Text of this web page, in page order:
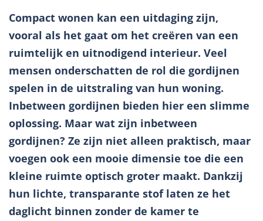
Compact wonen kan een uitdaging zijn,
vooral als het gaat om het creëren van een
ruimtelijk en uitnodigend interieur. Veel
mensen onderschatten de rol die gordijnen
spelen in de uitstraling van hun woning.
Inbetween gordijnen bieden hier een slimme
oplossing. Maar wat zijn inbetween
gordijnen? Ze zijn niet alleen praktisch, maar
voegen ook een mooie dimensie toe die een
kleine ruimte optisch groter maakt. Dankzij
hun lichte, transparante stof laten ze het
daglicht binnen zonder de kamer te